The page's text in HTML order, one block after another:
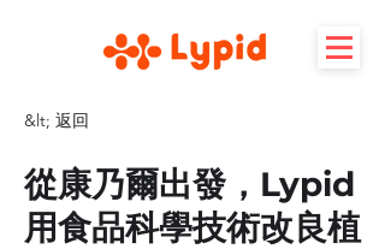
&lt; 返回
從康乃爾出發，Lypid
用食品科學技術改良植